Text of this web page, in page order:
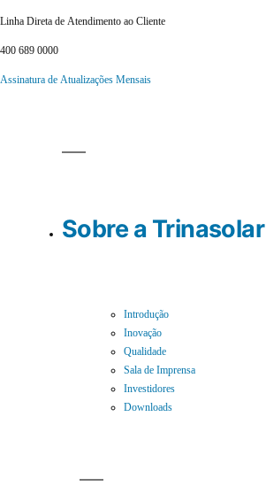
Linha Direta de Atendimento ao Cliente
400 689 0000
Assinatura de Atualizações Mensais
Sobre a Trinasolar
Introdução
Inovação
Qualidade
Sala de Imprensa
Investidores
Downloads